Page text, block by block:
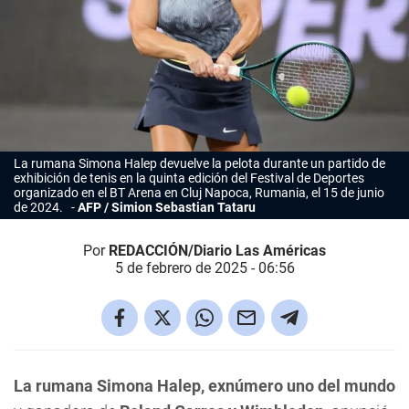
La rumana Simona Halep devuelve la pelota durante un partido de
exhibición de tenis en la quinta edición del Festival de Deportes
organizado en el BT Arena en Cluj Napoca, Rumania, el 15 de junio
de 2024.
AFP / Simion Sebastian Tataru
Por REDACCIÓN/Diario Las Américas
5 de febrero de 2025 - 06:56
La rumana Simona Halep, exnúmero uno del mundo